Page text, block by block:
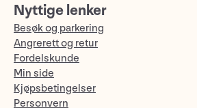
Nyttige lenker
Besøk og parkering
Angrerett og retur
Fordelskunde
Min side
Kjøpsbetingelser
Personvern